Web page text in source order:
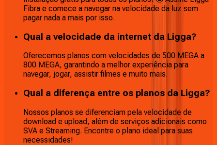
Fibra e comece a navegar na velocidade da luz sem
pagar nada a mais por isso.
Qual a velocidade da internet da Ligga?
Oferecemos planos com velocidades de 500 MEGA a
800 MEGA, garantindo a melhor experiência para
navegar, jogar, assistir filmes e muito mais.
Qual a diferença entre os planos da Ligga?
Nossos planos se diferenciam pela velocidade de
download e upload, além de serviços adicionais como
SVA e Streaming. Encontre o plano ideal para suas
necessidades!